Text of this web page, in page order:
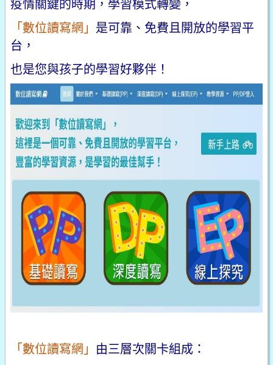
疫情關鍵的時期，學習模式轉變，
「數位讀寫網」 是可靠、免費且開放的學習平
台，
也是您與孩子的學習好夥伴！
「數位讀寫網」 由三層次關卡組成：